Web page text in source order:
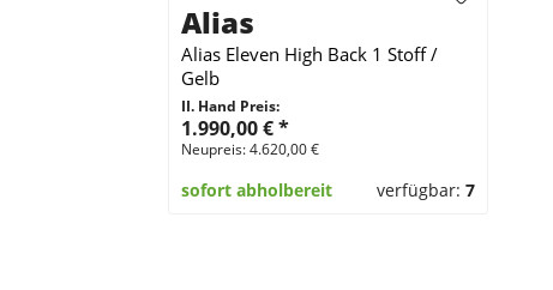
Alias
Alias Eleven High Back 1 Stoff /
Gelb
II. Hand Preis:
1.990,00 €*
Neupreis: 4.620,00 €
sofort abholbereit verfügbar:7